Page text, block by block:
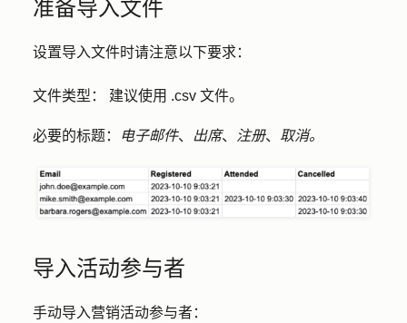
准备导入文件
设置导入文件时请注意以下要求：
文件类型 ： 建议使用 .csv 文件。
必要的标题 ： 电子邮件、 出席、 注册、 取消。
导入活动参与者
手动导入营销活动参与者：